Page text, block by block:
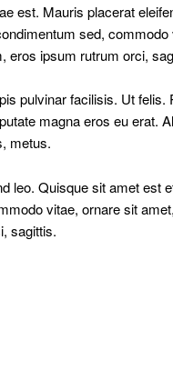
est. Mauris placerat
sed,
eros ipsum rutrum orci,
pulvinar facilisis. Ut
magna eros eu erat.
metus.
leo. Quisque sit amet est
vitae, ornare sit
sagittis.